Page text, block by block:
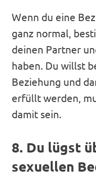
Wenn du eine
ganz normal,
deinen Partner
haben. Du willst
Beziehung und
erfüllt werden,
damit sein.
8. Du lügst
sexuellen